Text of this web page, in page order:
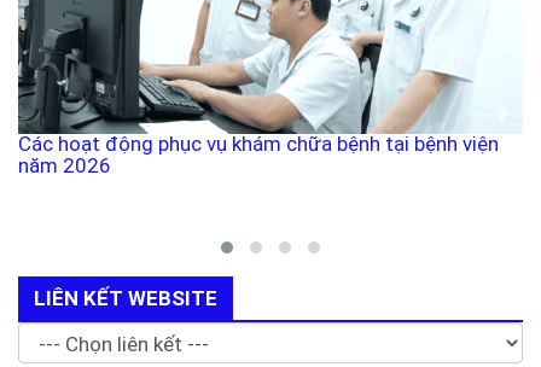
Các hoạt động phục vụ khám chữa bệnh tại bệnh viện
năm 2026
LIÊN KẾT WEBSITE